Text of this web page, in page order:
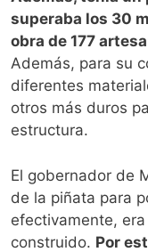
superaba los 30
obra de 177
Además, para su
diferentes
otros más duros
estructura.
El gobernador de
de la piñata para
efectivamente,
construido. Por